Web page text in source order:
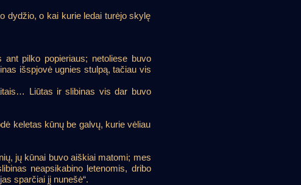
dydžio, o kai kurie ledai turėjo skylę
pilko popieriaus; netoliese buvo
išspjovė ugnies stulpą, tačiau vis
Liūtas ir slibinas vis dar buvo
keletas kūnų be galvų, kurie vėliau
jų kūnai buvo aiškiai matomi; mes
neapsikabino letenomis, dribo
sparčiai jį nunešė“.